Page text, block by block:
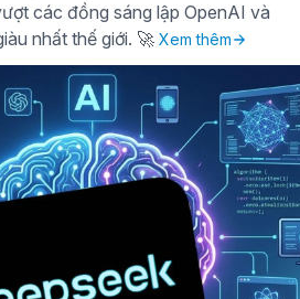
các đồng sáng lập OpenAI và
nhất thế giới. 🚀 Xem thêm